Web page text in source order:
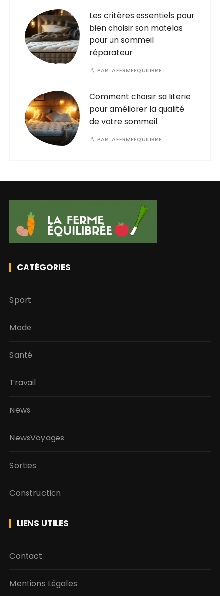
Les critères essentiels pour
bien choisir son matelas
pour un sommeil
réparateur
PARLAFERMEEQUILIBRE
Comment choisir sa literie
pour améliorer la qualité
de votre sommeil
PARLAFERMEEQUILIBRE
CATÉGORIES
Sport
Mode
Santé
Travail
News
NewsVoyages
Sorties
Construction
LIENS UTILES
Contact
Mentions Légales